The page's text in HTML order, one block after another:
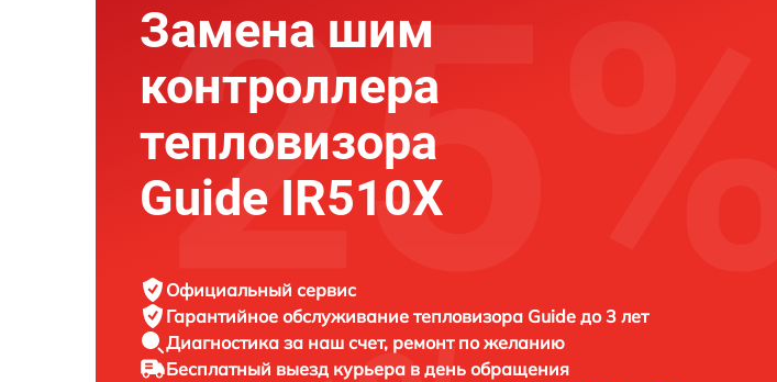
Замена шим
контроллера
тепловизора
Guide IR510X
Официальный сервис
Гарантийное обслуживание тепловизора Guide до 3 лет
Диагностика за наш счет, ремонт по желанию
Бесплатный выезд курьера в день обращения